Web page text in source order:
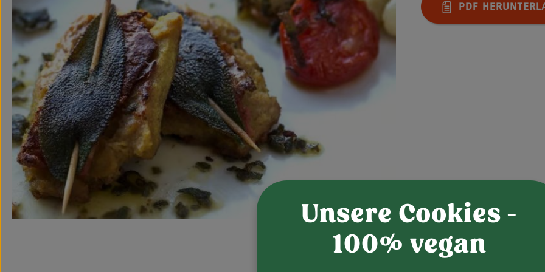
PDF
Unsere Cookies -
100% vegan